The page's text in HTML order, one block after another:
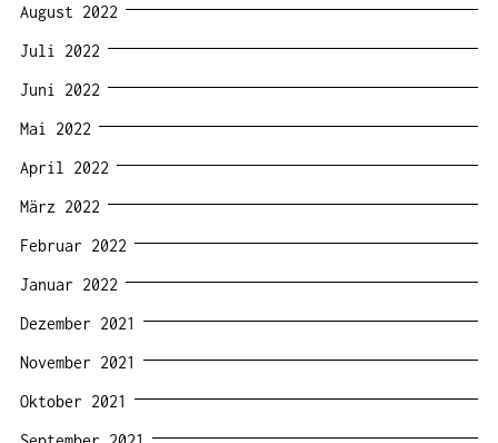
August 2022
Juli 2022
Juni 2022
Mai 2022
April 2022
März 2022
Februar 2022
Januar 2022
Dezember 2021
November 2021
Oktober 2021